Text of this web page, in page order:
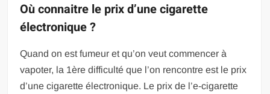
Où connaitre le prix d’une cigarette
électronique ?
Quand on est fumeur et qu’on veut commencer à
vapoter, la 1ère difficulté que l’on rencontre est le prix
d’une cigarette électronique. Le prix de l’e-cigarette